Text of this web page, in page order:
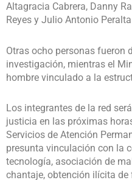
Altagracia Cabrera, Danny
Reyes y Julio Antonio
Otras ocho personas fueron
investigación, mientras el
hombre vinculado a la
Los integrantes de la red
justicia en las próximas
Servicios de Atención
presunta vinculación con la
tecnología, asociación de
chantaje, obtención ilícita